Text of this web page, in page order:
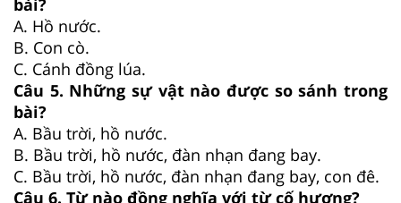
A. Hồ nước.
B. Con cò.
C. Cánh đồng lúa.
Câu 5. Những sự vật nào được so sánh trong
bài?
A. Bầu trời, hồ nước.
B. Bầu trời, hồ nước, đàn nhạn đang bay.
C. Bầu trời, hồ nước, đàn nhạn đang bay, con đê.
Câu 6. Từ nào đồng nghĩa với từ cố hương?